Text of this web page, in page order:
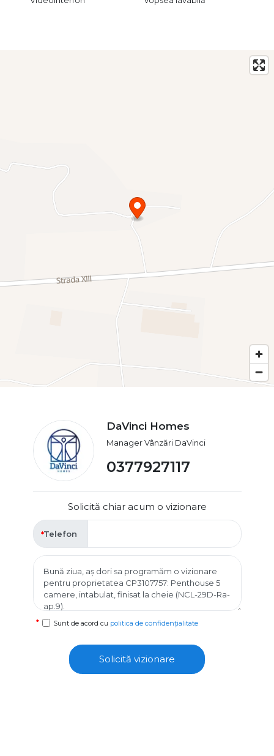
DaVinci Homes
Manager Vânzări DaVinci
0377927117
Solicită chiar acum o vizionare
Telefon
Sunt de acord cu politica de confidențialitate
Solicită vizionare